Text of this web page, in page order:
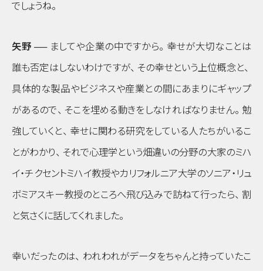
でしょうね。
矢野 ── ましてや企業の中ですから。 幸せが大切なことは
誰も否定はしないわけですが、 その幸せという上位概念と、
具体的な製品やビジネスや産業との間にあまりにギャップ
があるので、 そこを埋める動きをしなければなりません。 勉
強していくと、 幸せに関わる研究をしている人たちがいるこ
とがわかり、 それで心理学という畑違いの分野の大家のミハ
イ・チクセントミハイ教授やカリフォルニア大学のソニア・リュ
ボミアスキー教授のところへ飛び込みで訪ねて行ったら、 割
と気さくに話してくれました。
幸いだったのは、 われわれがデータをちゃんと持っていたこ